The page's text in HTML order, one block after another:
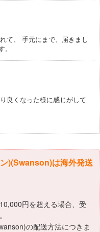
て、 手元にまで、届きまし
良くなった様に感じがして
)(Swanson)は海外発送
円を超える場合、受
の配送方法につきま